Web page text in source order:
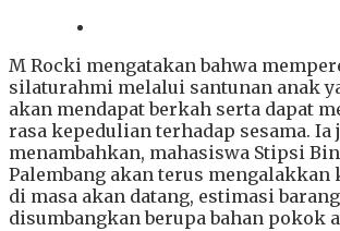
M Rocki mengatakan bahwa
silaturahmi melalui santunan anak
akan mendapat berkah serta dapat
rasa kepedulian terhadap sesama. Ia
menambahkan, mahasiswa Stipsi
Palembang akan terus mengalakkan
di masa akan datang, estimasi
disumbangkan berupa bahan pokok